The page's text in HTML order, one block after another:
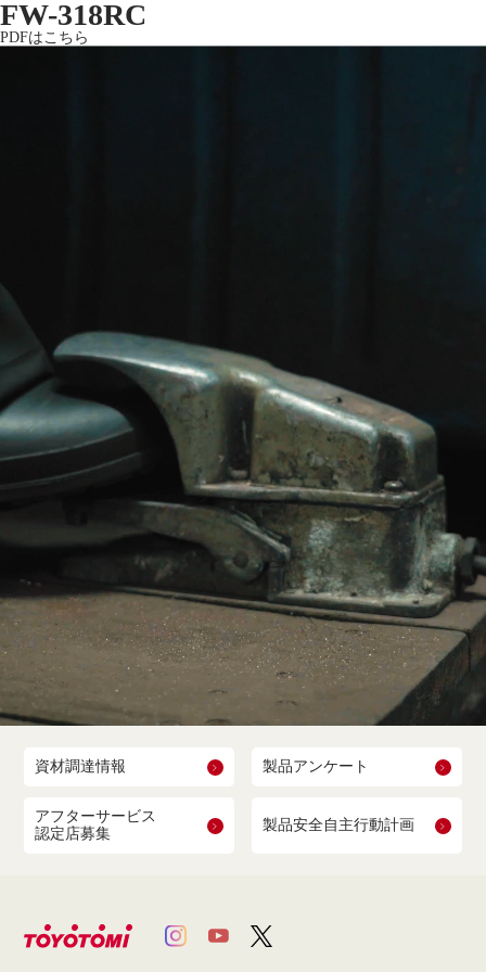
FW-318RC
PDFはこちら
資材調達情報 製品アンケート
アフターサービス
認定店募集
製品安全自主行動計画